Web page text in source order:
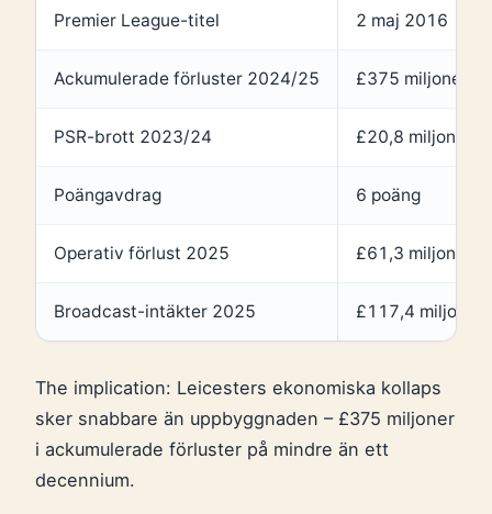
Premier League-titel 2 maj 2016
Ackumulerade förluster 2024/25 £375 miljoner
PSR-brott 2023/24 £20,8 miljoner
Poängavdrag 6 poäng
Operativ förlust 2025 £61,3 miljoner
Broadcast-intäkter 2025 £117,4 miljoner
The implication: Leicesters ekonomiska kollaps
sker snabbare än uppbyggnaden – £375 miljoner
i ackumulerade förluster på mindre än ett
decennium.